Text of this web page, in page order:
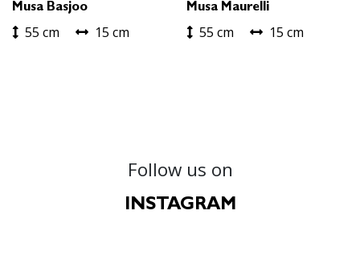
Musa Basjoo
55 cm 15 cm
Musa Maurelli
55 cm 15 cm
Follow us on
INSTAGRAM